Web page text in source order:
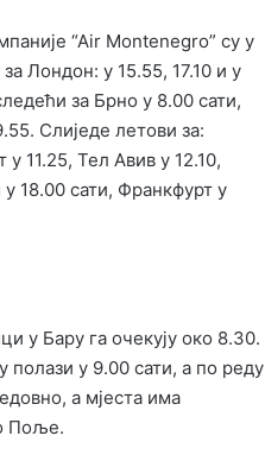
“Аir Montenegro” су у
Лондон: у 15.55, 17.10 и у
за Брно у 8.00 сати,
Слиједе летови за:
11.25, Тел Авив у 12.10,
18.00 сати, Франкфурт у
у Бару га очекују око 8.30.
полази у 9.00 сати, а по реду
а мјеста има
Поље.